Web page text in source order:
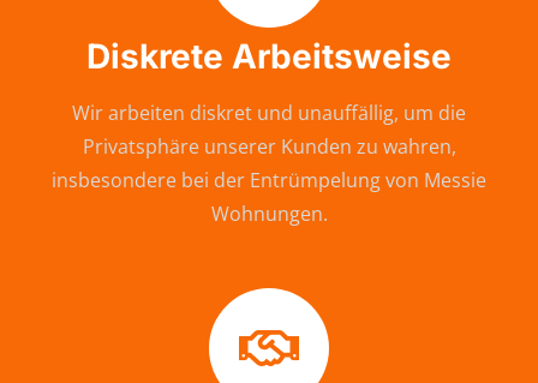
Diskrete Arbeitsweise
Wir arbeiten diskret und unauffällig, um die
Privatsphäre unserer Kunden zu wahren,
insbesondere bei der Entrümpelung von Messie
Wohnungen.